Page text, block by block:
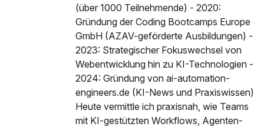
(über 1000 Teilnehmende) - 2020:
Gründung der Coding Bootcamps Europe
GmbH (AZAV-geförderte Ausbildungen) -
2023: Strategischer Fokuswechsel von
Webentwicklung hin zu KI-Technologien -
2024: Gründung von ai-automation-
engineers.de (KI-News und Praxiswissen)
Heute vermittle ich praxisnah, wie Teams
mit KI-gestützten Workflows, Agenten-